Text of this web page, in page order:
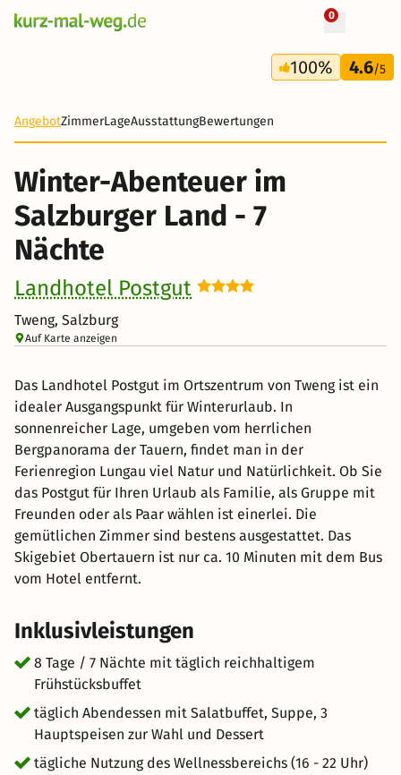
0
8 Tage
647 €
100% 4.6/5
AngebotZimmerLageAusstattungBewertungen
Winter-Abenteuer im
Salzburger Land - 7
Nächte
Landhotel Postgut
Tweng, Salzburg
Auf Karte anzeigen
Das Landhotel Postgut im Ortszentrum von Tweng ist ein
idealer Ausgangspunkt für Winterurlaub. In
sonnenreicher Lage, umgeben vom herrlichen
Bergpanorama der Tauern, findet man in der
Ferienregion Lungau viel Natur und Natürlichkeit. Ob Sie
das Postgut für Ihren Urlaub als Familie, als Gruppe mit
Freunden oder als Paar wählen ist einerlei. Die
gemütlichen Zimmer sind bestens ausgestattet. Das
Skigebiet Obertauern ist nur ca. 10 Minuten mit dem Bus
vom Hotel entfernt.
Inklusivleistungen
8 Tage / 7 Nächte mit täglich reichhaltigem
Frühstücksbuffet
täglich Abendessen mit Salatbuffet, Suppe, 3
Hauptspeisen zur Wahl und Dessert
tägliche Nutzung des Wellnessbereichs (16 - 22 Uhr)